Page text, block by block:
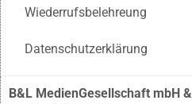
Wiederrufsbelehreung
Datenschutzerklärung
B&L MedienGesellschaft mbH